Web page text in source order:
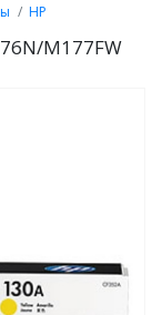
HP
M177FW